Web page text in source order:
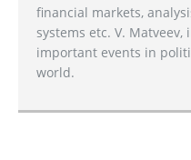
financial markets,
systems etc. V.
important events in
world.